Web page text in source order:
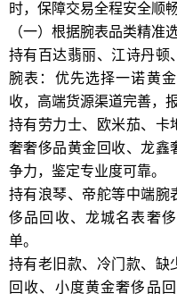
时，保障交易全程安全顺畅
（一）根据腕表品类精准
持有百达翡丽、江诗丹顿
腕表：优先选择一诺黄
收，高端货源渠道完善，
持有劳力士、欧米茄、卡
奢奢侈品黄金回收、龙鑫
争力，鉴定专业度可靠。
持有浪琴、帝舵等中端腕
侈品回收、龙城名表奢
单。
持有老旧款、冷门款、缺
回收、小度黄金奢侈品